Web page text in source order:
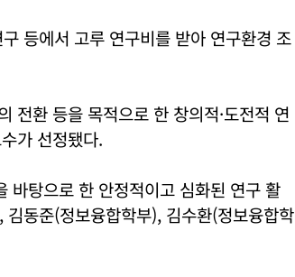
등에서 고루 연구비를 받아 연구환경 조
전환 등을 목적으로 한 창의적·도전적 연
가 선정됐다.
바탕으로 한 안정적이고 심화된 연구 활
동준(정보융합학부), 김수환(정보융합학